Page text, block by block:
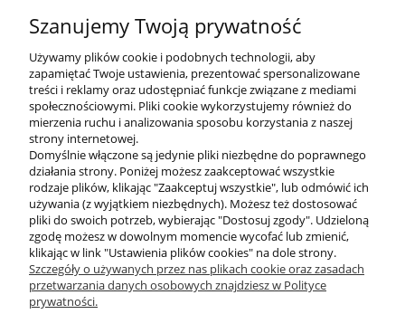
EAN
4012248396612
Wymiary opakowania (cm)
18 x 17 x 37
KONTAKT
DODATKOWE
MOJE KONTO
Szanujemy Twoją prywatność
Używamy plików cookie i podobnych technologii, aby
zapamiętać Twoje ustawienia, prezentować spersonalizowane
treści i reklamy oraz udostępniać funkcje związane z mediami
społecznościowymi. Pliki cookie wykorzystujemy również do
mierzenia ruchu i analizowania sposobu korzystania z naszej
strony internetowej.
Domyślnie włączone są jedynie pliki niezbędne do poprawnego
działania strony. Poniżej możesz zaakceptować wszystkie
rodzaje plików, klikając "Zaakceptuj wszystkie", lub odmówić ich
używania (z wyjątkiem niezbędnych). Możesz też dostosować
pliki do swoich potrzeb, wybierając "Dostosuj zgody". Udzieloną
zgodę możesz w dowolnym momencie wycofać lub zmienić,
klikając w link "Ustawienia plików cookies" na dole strony.
Szczegóły o używanych przez nas plikach cookie oraz zasadach
przetwarzania danych osobowych znajdziesz w Polityce
prywatności.